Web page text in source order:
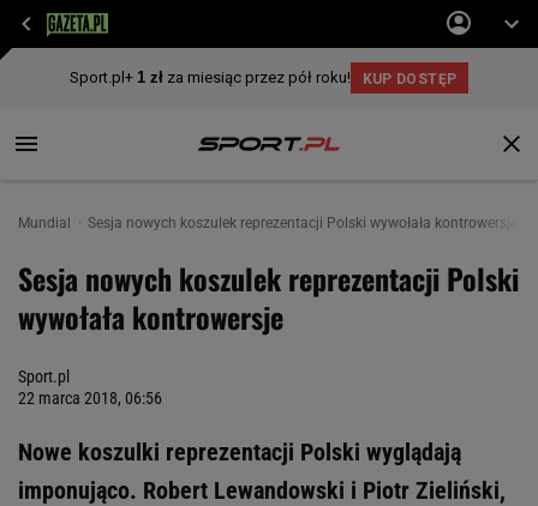
Mundial Sesja nowych koszulek reprezentacji Polski wywołała kontrowersje
Sesja nowych koszulek reprezentacji Polski
wywołała kontrowersje
Sport.pl
22 marca 2018, 06:56
Nowe koszulki reprezentacji Polski wyglądają
imponująco. Robert Lewandowski i Piotr Zieliński,